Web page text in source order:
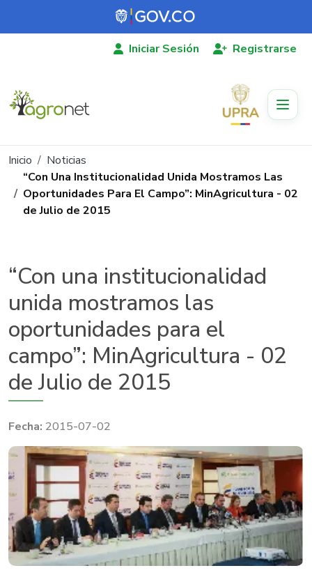
Pasar al contenido principal
Iniciar Sesión Registrarse
Ruta de navegación
Inicio
Noticias
“Con Una Institucionalidad Unida Mostramos Las
Oportunidades Para El Campo”: MinAgricultura - 02
de Julio de 2015
“Con una institucionalidad
unida mostramos las
oportunidades para el
campo”: MinAgricultura - 02
de Julio de 2015
2015-07-02